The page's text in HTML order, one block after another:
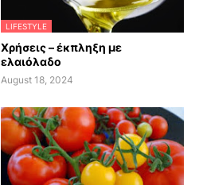
LIFESTYLE
Χρήσεις – έκπληξη με
ελαιόλαδο
August 18, 2024